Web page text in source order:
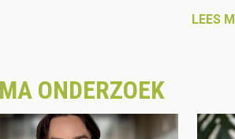
LEES
ONDERZOEK